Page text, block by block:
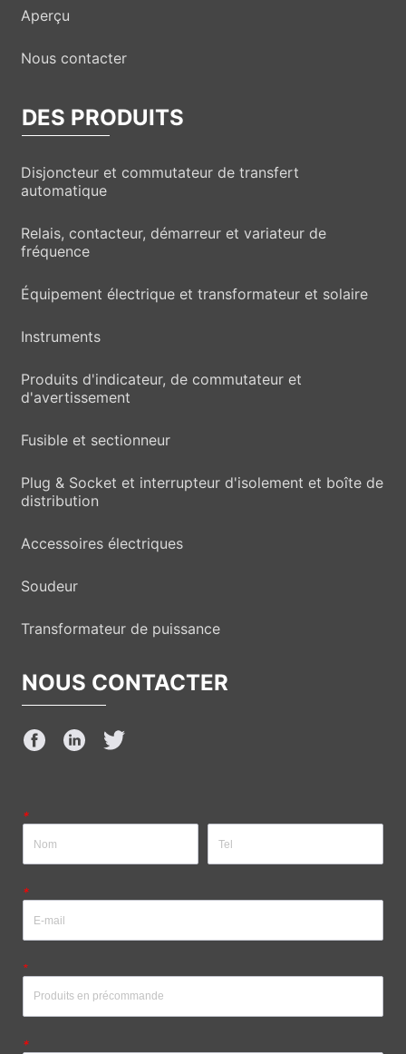
Aperçu
Nous contacter
DES PRODUITS
Disjoncteur et commutateur de transfert
automatique
Relais, contacteur, démarreur et variateur de
fréquence
Équipement électrique et transformateur et solaire
Instruments
Produits d'indicateur, de commutateur et
d'avertissement
Fusible et sectionneur
Plug & Socket et interrupteur d'isolement et boîte de
distribution
Accessoires électriques
Soudeur
Transformateur de puissance
NOUS CONTACTER
*
*
*
*